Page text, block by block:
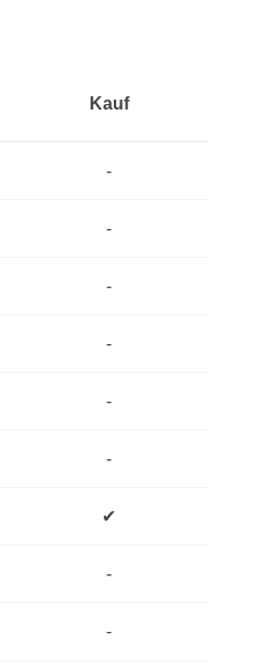
Kauf
-
-
-
-
-
-
✔
-
-